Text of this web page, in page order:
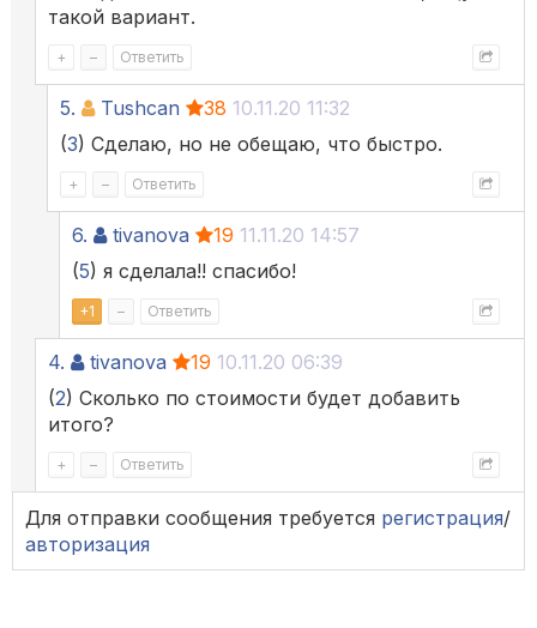
такой вариант.
+ – Ответить
5. Tushcan 38 10.11.20 11:32
(3) Сделаю, но не обещаю, что быстро.
+ – Ответить
6. tivanova 19 11.11.20 14:57
(5) я сделала!! спасибо!
+1 – Ответить
4. tivanova 19 10.11.20 06:39
(2) Сколько по стоимости будет добавить
итого?
+ – Ответить
Для отправки сообщения требуется регистрация/
авторизация